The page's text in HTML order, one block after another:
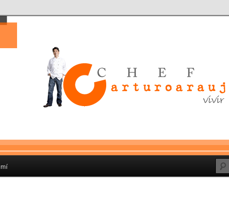
El empresario
de qro al mundo
que he encontrado en la cocina, para transformar y combinar los